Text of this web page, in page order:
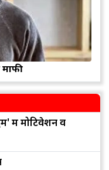
में मोटिवेशन व